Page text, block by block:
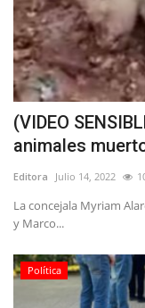
(VIDEO
animales
Editora Julio 14, 2022
La concejala Myriam
y Marco...
Política